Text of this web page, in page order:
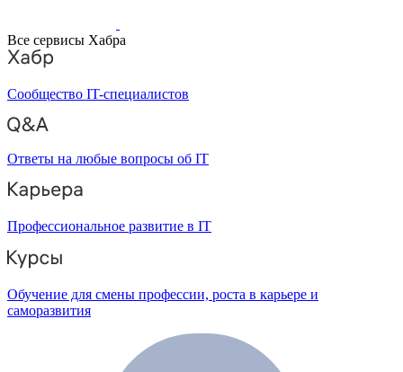
Все сервисы Хабра
Сообщество IT-специалистов
Ответы на любые вопросы об IT
Профессиональное развитие в IT
Обучение для смены профессии, роста в карьере и
саморазвития